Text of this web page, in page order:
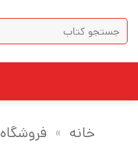
content
جستجو
برای:
خانه » فروشگاه